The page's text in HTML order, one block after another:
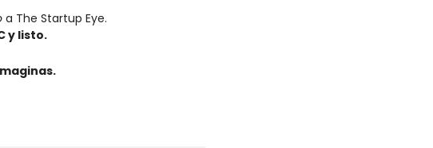
a The Startup Eye.
y listo.